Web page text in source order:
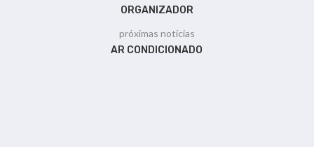
ORGANIZADOR
próximas notícias
AR CONDICIONADO